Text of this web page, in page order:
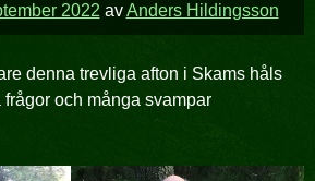
2022 avAnders Hildingsson
denna trevliga afton i Skams håls
och många svampar